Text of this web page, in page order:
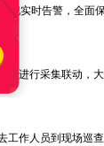
实时告警，全面保
行采集联动，大
作人员到现场巡